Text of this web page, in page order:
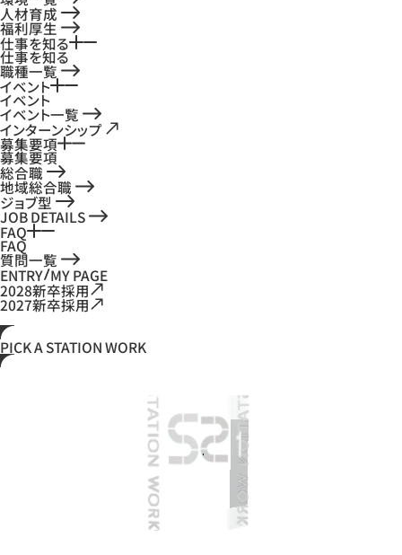
人材育成
福利厚生
仕事を知る
仕事を知る
職種一覧
イベント
イベント
イベント一覧
インターンシップ
募集要項
募集要項
総合職
地域総合職
ジョブ型
JOB DETAILS
FAQ
FAQ
質問一覧
ENTRY MY PAGE
2028新卒採用
2027新卒採用
PICK ASTATION WORK